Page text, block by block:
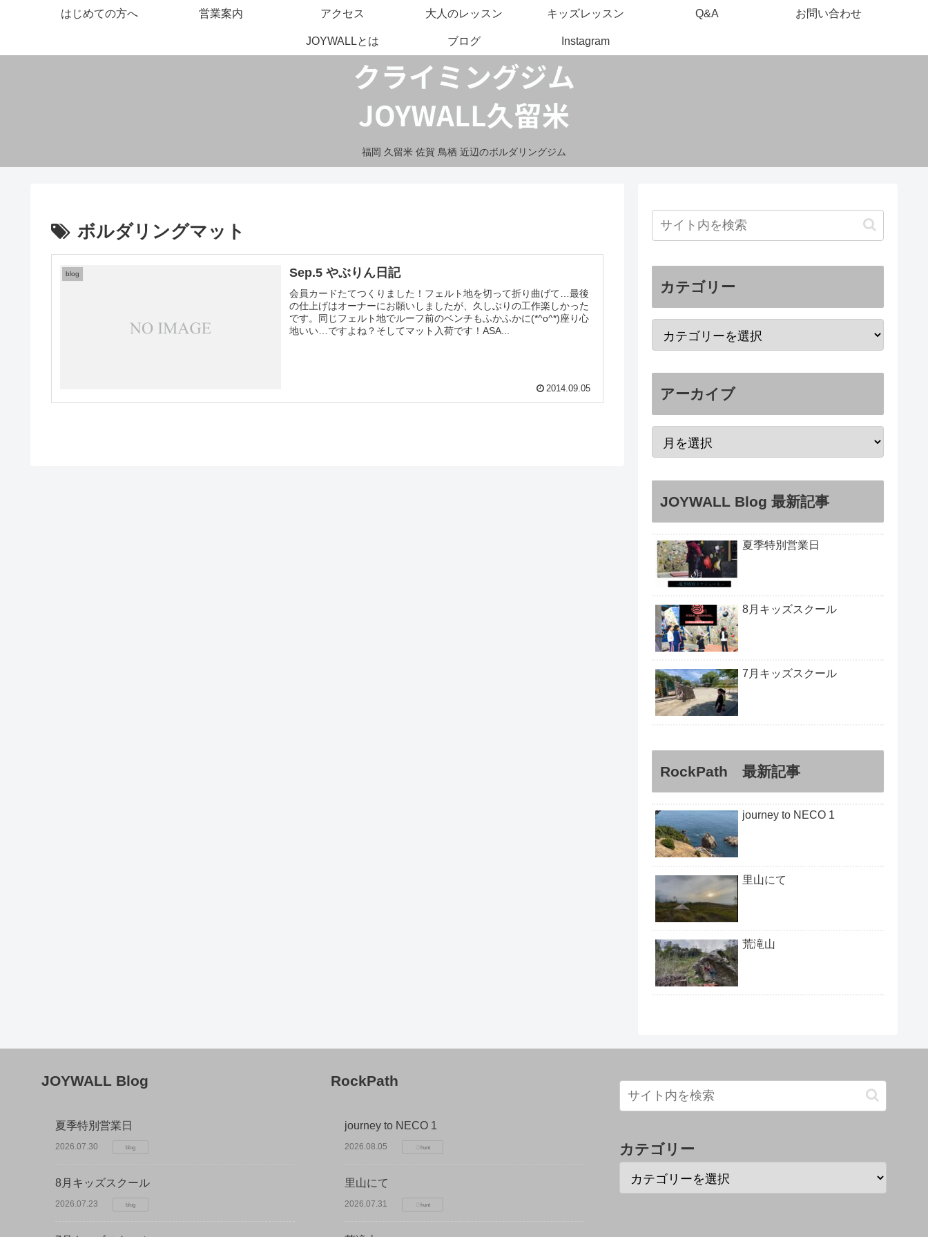
福岡 久留米 佐賀 鳥栖 近辺のボルダリングジム
はじめての方へ 営業案内 アクセス 大人のレッスン キッズレッスン Q&A お問い合わせ
JOYWALLとは ブログ Instagram
ボルダリングマット
blog Sep.5 やぶりん日記
会員カードたてつくりました！フェルト地を切って折り曲げて…最後
の仕上げはオーナーにお願いしましたが、久しぶりの工作楽しかった
です。同じフェルト地でルーフ前のベンチもふかふかに(*^o^*)座り心
地いい…ですよね？そしてマット入荷です！ASA...
2014.09.05
カテゴリー
アーカイブ
JOYWALL Blog 最新記事
夏季特別営業日
8月キッズスクール
7月キッズスクール
RockPath 最新記事
journey to NECO 1
里山にて
荒滝山
JOYWALL Blog
夏季特別営業日
2026.07.30 blog
8月キッズスクール
2026.07.23 blog
RockPath
journey to NECO 1
2026.08.05 ♢hunt
里山にて
2026.07.31 ♢hunt
カテゴリー